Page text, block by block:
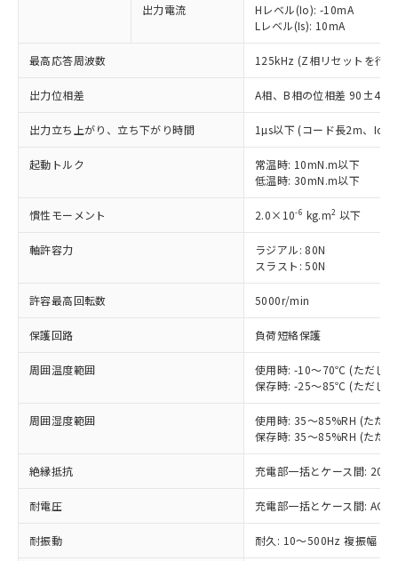
出力電流
Hレベル(Io): -10mA
Lレベル(Is): 10mA
最高応答周波数 125kHz (Z相リセットを行
出力位相差 A相、B相の位相差
出力立ち上がり、立ち下がり時間 1µs以下 (コード長2m、
起動トルク
常温時: 10mN.m以下
低温時: 30mN.m以下
慣性モーメント 2.0×10-6 kg.m2 以下
軸許容力
ラジアル: 80N
スラスト: 50N
許容最高回転数 5000r/min
保護回路 負荷短絡保護
周囲温度範囲
使用時: -10～70℃ (ただし
保存時: -25～85℃ (ただし
周囲湿度範囲
使用時: 35～85%RH (ただ
保存時: 35～85%RH (ただ
絶縁抵抗 充電部一括とケース間:
耐電圧 充電部一括とケース間:
耐振動 耐久: 10～500Hz 複振幅
以下の条件をお読みいただき、同意のうえ
ご利用ください。
本サービスは、当社制御機器事業取扱
商品の当社在庫状況および標準価格
(税抜)を提供させていただくもので
当社制御機器事業取扱商品の中には、
本サービスの対象外となる商品もある
ことをご了承ください。
在庫状況および標準価格照会結果は、
記載している更新日時点での社内デー
タに基づき作成されるものであり、閲
覧された時点での実際の在庫および標
準価格とは異なる場合があることをご
※1 対応状況
対応済み：EU RoHS指令（10物質）の
非含有に対応した製品が提供可能な商品で
対応予定：EU RoHS指令（10物質）の非含
有に対応した製品に切り替える予定のある
商品です。
対応予定なし：EU RoHS指令（10物質）の
非含有に非対応の商品で、対応品を出す予
定はありません。
調査・確認中：EU RoHS指令（10物質）の
非含有の対応状況を調査中または確認中の
商品です。
非該当品：ライセンス料など無形物で、有
害物質有無と関係のない商品です。
仕入先様の事情により、非含有部品として
いたものが、含有品と判明した場合などや
むを得ず変更することがあります。
鉛(Pb) 1000ppm以下、 水銀(Hg) 1000ppm以下、 カド
六価クロム(Cr(Ⅵ)) 1000ppm以下、ポリ臭化ビフェニル
類(PBB) 1000ppm以下、ポリ臭化ジフェニルエーテル類
※1 中国RoHS○×表
「○」：最大均質材料含有率が中国RoHSの
基準値以下であることを示します。
「×」：最大均質材料含有率が中国RoHSの
基準値を超えていることを示します。
「－」：未確認です。当社販売部門へお問
い合わせください。
*中国RoHS10物質の基準値 (GB/T26572)：
Pb(鉛) :1000ppm、 Hg(水銀) : 1000ppm、 Cd(カドミウ
当社は、これら貴社製品のうち、外国
為替および外国貿易法に定める商品
（以下｢規制貨物等」という）を輸出
または国外への提供する場合は、日本
国政府の輸出許可(または役務取引許
可)を取得するなどの必要な手続きを